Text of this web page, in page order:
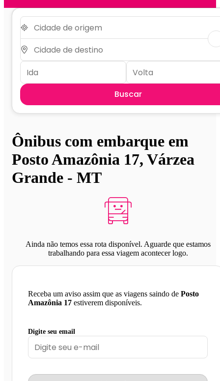
Buscar
Ônibus com embarque em
Posto Amazônia 17, Várzea
Grande - MT
Ainda não temos essa rota disponível. Aguarde que estamos
trabalhando para essa viagem acontecer logo.
Receba um aviso assim que as viagens saindo de Posto
Amazônia 17 estiverem disponíveis.
Digite seu email